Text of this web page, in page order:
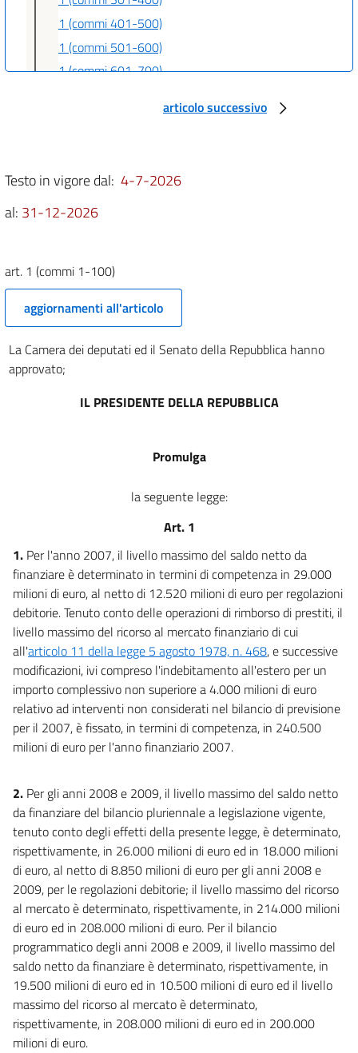
1 (commi 401-500)
1 (commi 501-600)
1 (commi 601-700)
1 (commi 1101-1200)
1 (commi 1201-1300)
Allegati
Tabelle
Tabelle
Elenco 1
Elenco 1
Allegato 1
Tabelle
Tabelle
articolo successivo
Testo in vigore dal: 4-7-2026
al: 31-12-2026
art. 1 (commi 1-100)
aggiornamenti all'articolo
La Camera dei deputati ed il Senato della Repubblica hanno
approvato;
IL PRESIDENTE DELLA REPUBBLICA
Promulga
la seguente legge:
Art. 1
1. Per l'anno 2007, il livello massimo del saldo netto da
finanziare è determinato in termini di competenza in 29.000
milioni di euro, al netto di 12.520 milioni di euro per regolazioni
debitorie. Tenuto conto delle operazioni di rimborso di prestiti, il
livello massimo del ricorso al mercato finanziario di cui
all'articolo 11 della legge 5 agosto 1978, n. 468, e successive
modificazioni, ivi compreso l'indebitamento all'estero per un
importo complessivo non superiore a 4.000 milioni di euro
relativo ad interventi non considerati nel bilancio di previsione
per il 2007, è fissato, in termini di competenza, in 240.500
milioni di euro per l'anno finanziario 2007.
2. Per gli anni 2008 e 2009, il livello massimo del saldo netto
da finanziare del bilancio pluriennale a legislazione vigente,
tenuto conto degli effetti della presente legge, è determinato,
rispettivamente, in 26.000 milioni di euro ed in 18.000 milioni
di euro, al netto di 8.850 milioni di euro per gli anni 2008 e
2009, per le regolazioni debitorie; il livello massimo del ricorso
al mercato è determinato, rispettivamente, in 214.000 milioni
di euro ed in 208.000 milioni di euro. Per il bilancio
programmatico degli anni 2008 e 2009, il livello massimo del
saldo netto da finanziare è determinato, rispettivamente, in
19.500 milioni di euro ed in 10.500 milioni di euro ed il livello
massimo del ricorso al mercato è determinato,
rispettivamente, in 208.000 milioni di euro ed in 200.000
milioni di euro.